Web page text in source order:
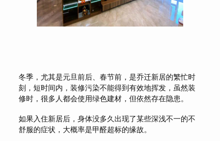
冬季，尤其是元旦前后、春节前，是乔迁新居的繁忙时
刻，短时间内，装修污染不能得到有效地挥发，虽然装
修时，很多人都会使用绿色建材，但依然存在隐患。
如果入住新居后，身体没多久出现了某些深浅不一的不
舒服的症状，大概率是甲醛超标的缘故。